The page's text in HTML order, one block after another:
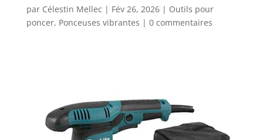
par Célestin Mellec | Fév 26, 2026| Outils pour
poncer, Ponceuses vibrantes | 0 commentaires